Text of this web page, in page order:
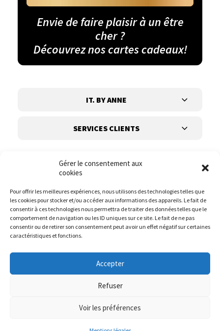
Gérer le consentement aux
cookies
Pour offrir les meilleures expériences, nous utilisons des technologies telles que
les cookies pour stocker et/ou accéder aux informations des appareils. Le fait de
consentir à ces technologies nous permettra de traiter des données telles que le
comportement de navigation ou les ID uniques sur ce site. Le fait de ne pas
consentir ou de retirer son consentement peut avoir un effet négatif sur certaines
caractéristiques et fonctions.
Accepter
Refuser
Voir les préférences
Envie de faire plaisir à un être
cher ?
Découvrez nos cartes cadeaux!
IT. BY ANNE
SERVICES CLIENTS
Suivez-nous
Website :DIREXION.BE